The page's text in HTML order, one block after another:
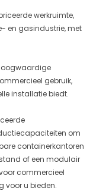
werkruimte,
en gasindustrie, met
gebruik,
installatie biedt.
om
containerkantoren
of een modulair
commercieel
voor u bieden.